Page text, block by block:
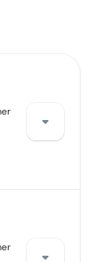
3.5
nöjda